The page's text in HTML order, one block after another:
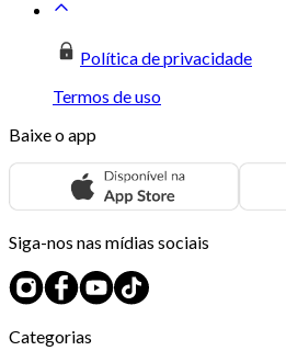
Política de privacidade
Termos de uso
Baixe o app
Siga-nos nas mídias sociais
Categorias